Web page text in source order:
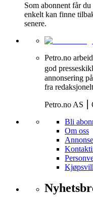
Som abonnent får
enkelt kan finne
senere.
Petro.no
god
annonsering
fra
Petro.no AS ⎮
Bli
Om oss